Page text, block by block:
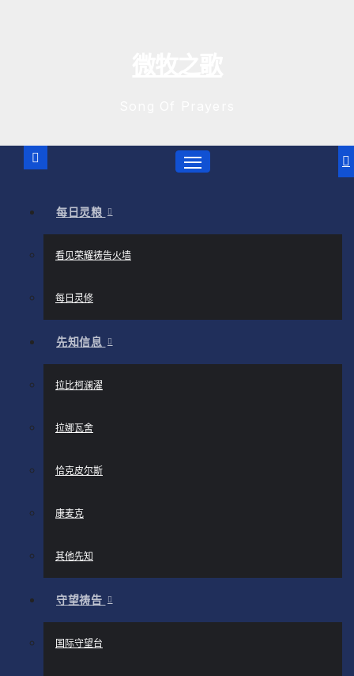
每日灵粮
看见荣耀祷告火墙
每日灵修
先知信息
拉比柯澜濯
拉娜瓦舍
恰克皮尔斯
康麦克
其他先知
守望祷告
国际守望台